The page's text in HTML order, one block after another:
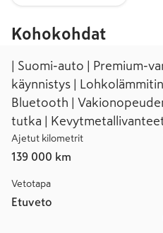
Kohokohdat
| Suomi-auto | Premium-
käynnistys |
Bluetooth |
tutka | Kevytmetallivanteet
Ajetut kilometrit
139 000 km
Vetotapa
Etuveto